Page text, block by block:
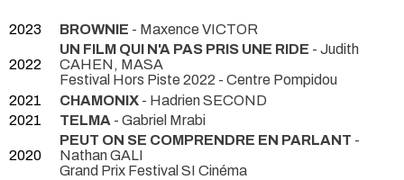
2023 BROWNIE - Maxence VICTOR
2022
UN FILM QUI N'A PAS PRIS UNE RIDE - Judith
CAHEN, MASA
Festival Hors Piste 2022 - Centre Pompidou
2021
CHAMONIX - Hadrien SECOND
2021
TELMA - Gabriel Mrabi
2020
PEUT ON SE COMPRENDRE EN PARLANT -
Nathan GALI
Grand Prix Festival SI Cinéma